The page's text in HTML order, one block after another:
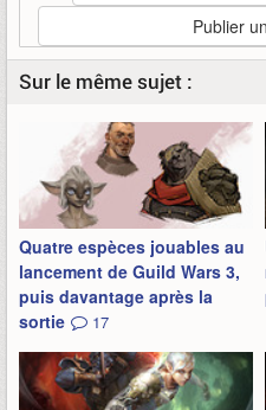
Publier
Sur le même sujet :
Quatre espèces jouables au
lancement de Guild Wars 3,
puis davantage après la
sortie
17